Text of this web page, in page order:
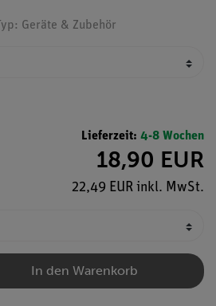
Geräte & Zubehör
Lieferzeit: 4-8 Wochen
18,90 EUR
22,49 EUR inkl. MwSt.
In den Warenkorb